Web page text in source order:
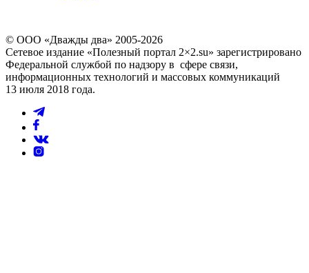
© ООО «Дважды два» 2005-2026
Сетевое издание «Полезный портал 2×2.su» зарегистрировано
Федеральной службой по надзору в сфере связи,
информационных технологий и массовых коммуникаций
13 июля 2018 года.